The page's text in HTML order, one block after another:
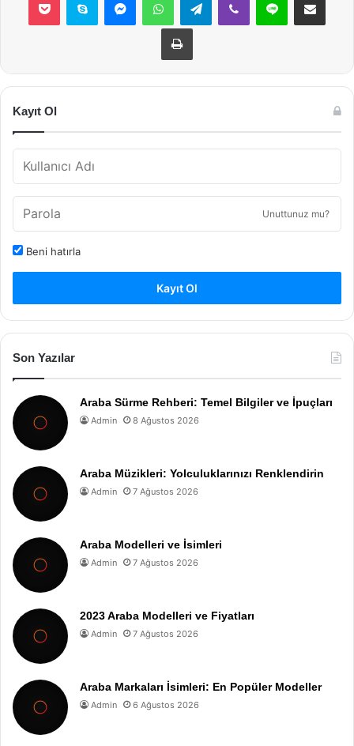
Yazdır
Kayıt Ol
Unuttunuz mu?
Beni hatırla
Kayıt Ol
Son Yazılar
Araba Sürme Rehberi: Temel Bilgiler ve İpuçları
Admin 8 Ağustos 2026
Araba Müzikleri: Yolculuklarınızı Renklendirin
Admin 7 Ağustos 2026
Araba Modelleri ve İsimleri
Admin 7 Ağustos 2026
2023 Araba Modelleri ve Fiyatları
Admin 7 Ağustos 2026
Araba Markaları İsimleri: En Popüler Modeller
Admin 6 Ağustos 2026